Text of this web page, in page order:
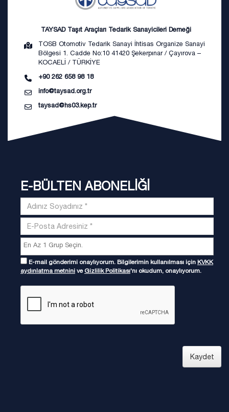
TAYSAD Taşıt Araçları Tedarik Sanayicileri Derneği
TOSB Otomotiv Tedarik Sanayi İhtisas Organize Sanayi
Bölgesi 1. Cadde No:10 41420 Şekerpınar / Çayırova –
KOCAELİ / TÜRKİYE
+90 262 658 98 18
info@taysad.org.tr
taysad@hs03.kep.tr
E-BÜLTEN ABONELİĞİ
E-mail gönderimi onaylıyorum. Bilgilerimin kullanılması için KVKK
aydınlatma metnini ve Gizlilik Politikası'nı okudum, onaylıyorum.
Kaydet